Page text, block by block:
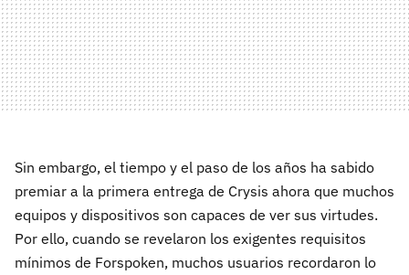
Sin embargo, el tiempo y el paso de los años ha sabido
premiar a la primera entrega de Crysis ahora que muchos
equipos y dispositivos son capaces de ver sus virtudes.
Por ello, cuando se revelaron los exigentes requisitos
mínimos de Forspoken, muchos usuarios recordaron lo